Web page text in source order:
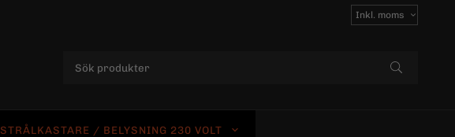
Välj
moms
STRÅLKASTARE / BELYSNING 230 VOLT